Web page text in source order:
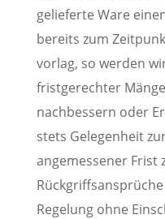
gelieferte Ware
bereits zum
vorlag, so werden
fristgerechter
nachbessern oder
stets Gelegenheit
angemessener Frist
Regelung ohne